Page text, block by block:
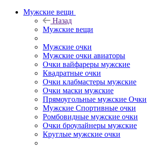
Мужские вещи
Назад
Мужские вещи
Мужские очки
Мужские очки авиаторы
Очки вайфареры мужские
Квадратные очки
Очки клабмастеры мужские
Очки маски мужские
Прямоугольные мужские Очки
Мужские Спортивные очки
Ромбовидные мужские очки
Очки броулайнеры мужские
Круглые мужские очки